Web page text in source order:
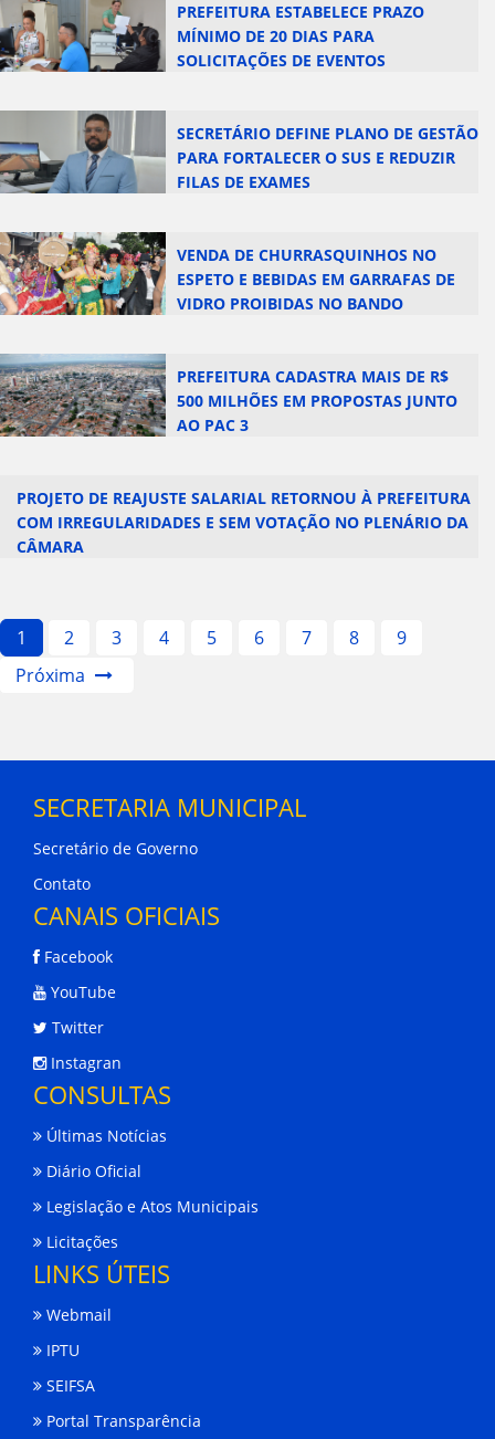
PREFEITURA ESTABELECE PRAZO
MÍNIMO DE 20 DIAS PARA
SOLICITAÇÕES DE EVENTOS
SECRETÁRIO DEFINE PLANO DE GESTÃO
PARA FORTALECER O SUS E REDUZIR
FILAS DE EXAMES
VENDA DE CHURRASQUINHOS NO
ESPETO E BEBIDAS EM GARRAFAS DE
VIDRO PROIBIDAS NO BANDO
PREFEITURA CADASTRA MAIS DE R$
500 MILHÕES EM PROPOSTAS JUNTO
AO PAC 3
PROJETO DE REAJUSTE SALARIAL RETORNOU À PREFEITURA
COM IRREGULARIDADES E SEM VOTAÇÃO NO PLENÁRIO DA
CÂMARA
1 2 3 4 5 6 7 8
9
Próxima
SECRETARIA MUNICIPAL
Secretário de Governo
Contato
CANAIS OFICIAIS
Facebook
YouTube
Twitter
Instagran
CONSULTAS
Últimas Notícias
Diário Oficial
Legislação e Atos Municipais
Licitações
LINKS ÚTEIS
Webmail
IPTU
SEIFSA
Portal Transparência